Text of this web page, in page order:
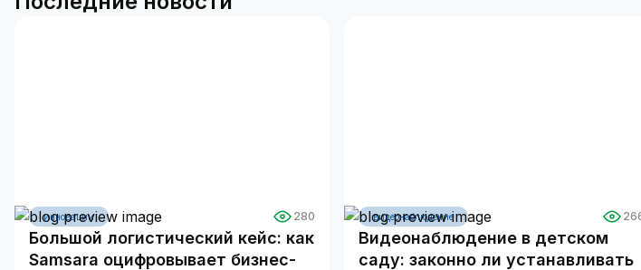
инновации 280
Большой логистический кейс: как
Samsara оцифровывает бизнес-
видеонаблюдение
Видеонаблюдение в детском
саду: законно ли устанавливать